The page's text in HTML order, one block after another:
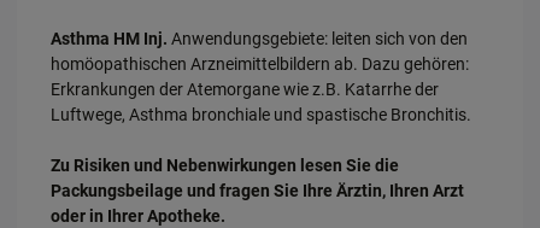
Asthma HM Inj. Anwendungsgebiete: leiten sich von den
homöopathischen Arzneimittelbildern ab. Dazu gehören:
Erkrankungen der Atemorgane wie z.B. Katarrhe der
Luftwege, Asthma bronchiale und spastische Bronchitis.
Zu Risiken und Nebenwirkungen lesen Sie die
Packungsbeilage und fragen Sie Ihre Ärztin, Ihren Arzt
oder in Ihrer Apotheke.